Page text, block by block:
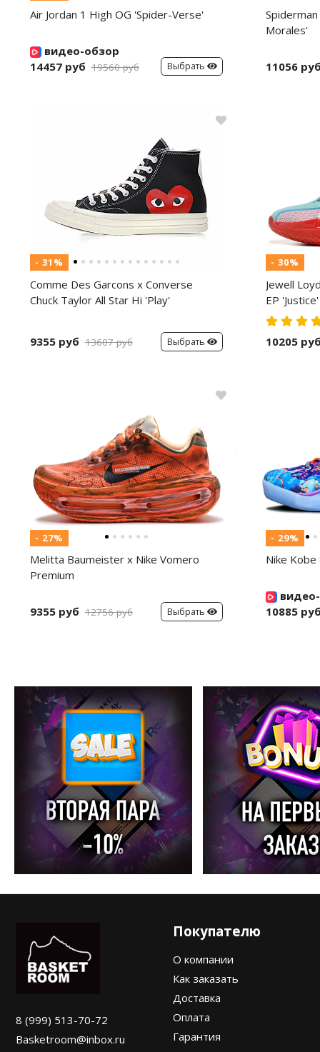
Air Jordan 1 High OG 'Spider-Verse'
видео-обзор
14457 руб 19560 руб Выбрать
Morales'
11056 руб
- 31%
Comme Des Garcons x Converse
Chuck Taylor All Star Hi 'Play'
9355 руб 13607 руб Выбрать
- 30%
Jewell
EP 'Justice'
10205 руб
- 27%
Melitta Baumeister x Nike Vomero
Premium
9355 руб 12756 руб Выбрать
- 29%
Nike
10885 руб
8 (999) 513-70-72
Basketroom@inbox.ru
Покупателю
О компании
Как заказать
Доставка
Оплата
Гарантия